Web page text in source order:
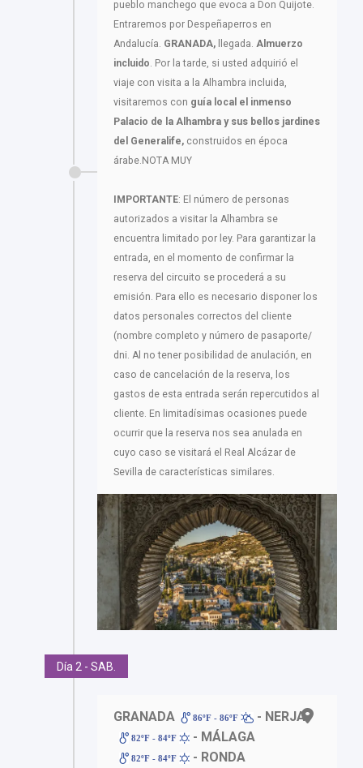
pueblo manchego que evoca a Don Quijote.
Entraremos por Despeñaperros en
Andalucía. GRANADA, llegada. Almuerzo
incluido. Por la tarde, si usted adquirió el
viaje con visita a la Alhambra incluida,
visitaremos con guía local el inmenso
Palacio de la Alhambra y sus bellos jardines
del Generalife, construidos en época
árabe.NOTA MUY
IMPORTANTE: El número de personas
autorizados a visitar la Alhambra se
encuentra limitado por ley. Para garantizar la
entrada, en el momento de confirmar la
reserva del circuito se procederá a su
emisión. Para ello es necesario disponer los
datos personales correctos del cliente
(nombre completo y número de pasaporte/
dni. Al no tener posibilidad de anulación, en
caso de cancelación de la reserva, los
gastos de esta entrada serán repercutidos al
cliente. En limitadísimas ocasiones puede
ocurrir que la reserva nos sea anulada en
cuyo caso se visitará el Real Alcázar de
Sevilla de características similares.
Día 2 - SAB.
GRANADA 86ºF - 86ºF - NERJA
82ºF - 84ºF - MÁLAGA
82ºF - 84ºF - RONDA